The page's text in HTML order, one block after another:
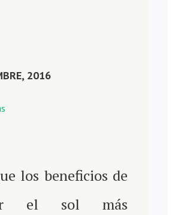
2016
los beneficios de
el sol más